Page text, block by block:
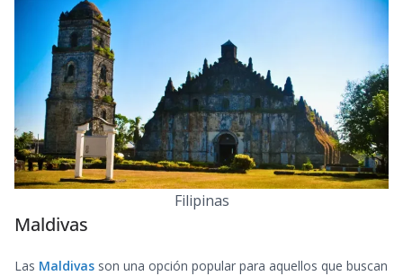
Filipinas
Maldivas
Las Maldivas son una opción popular para aquellos que buscan